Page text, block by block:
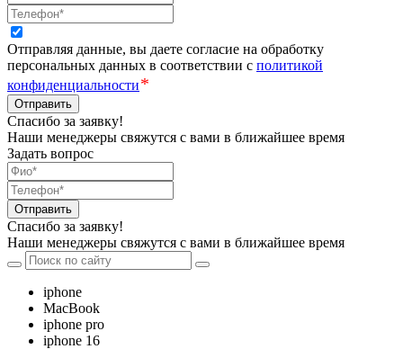
Отправляя данные, вы даете согласие на обработку
персональных данных в соответствии с политикой
конфиденциальности*
Отправить
Спасибо за заявку!
Наши менеджеры свяжутся с вами в ближайшее время
Задать вопрос
Отправить
Спасибо за заявку!
Наши менеджеры свяжутся с вами в ближайшее время
iphone
MacBook
iphone pro
iphone 16